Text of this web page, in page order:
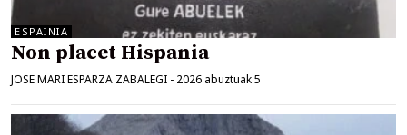
ESPAINIA
Non placet Hispania
JOSE MARI ESPARZA ZABALEGI - 2026 abuztuak 5